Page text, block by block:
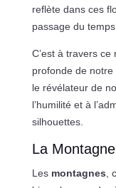
reflète dans ces
passage du
C’est à travers
profonde de
le révélateur de
l’humilité et à
silhouettes.
La
Les montagnes,